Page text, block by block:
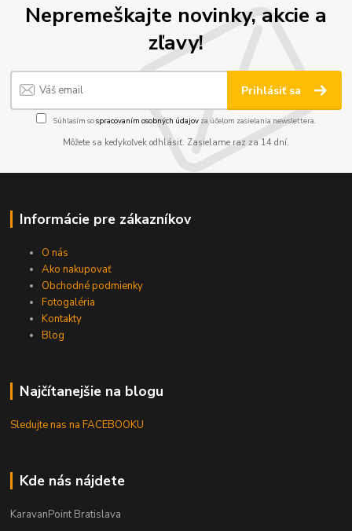
Nepremeškajte novinky, akcie a
zľavy!
Prihlásiť sa
Súhlasím sospracovaním osobných údajov za účelom zasielania newslettera.
Môžete sa kedykoľvek odhlásiť. Zasielame raz za 14 dní.
Informácie pre zákazníkov
O nás
Ako nakupovať
Obchodné podmienky
Fotogaléria
Kontakty
Blog
Najčítanejšie na blogu
Sledujte nas na FACEBOOKU
Kde nás nájdete
KaravanPoint Bratislava